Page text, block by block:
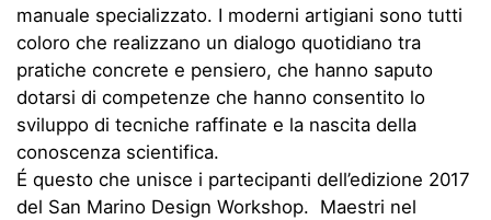
manuale specializzato. I moderni artigiani sono tutti
coloro che realizzano un dialogo quotidiano tra
pratiche concrete e pensiero, che hanno saputo
dotarsi di competenze che hanno consentito lo
sviluppo di tecniche raffinate e la nascita della
conoscenza scientifica.
É questo che unisce i partecipanti dell’edizione 2017
del San Marino Design Workshop. Maestri nel